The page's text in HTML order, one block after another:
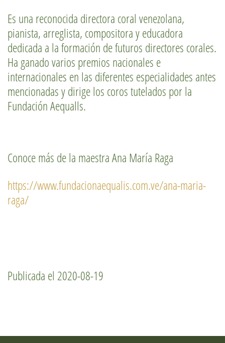
Es una reconocida directora coral venezolana,
pianista, arreglista, compositora y educadora
dedicada a la formación de futuros directores corales.
Ha ganado varios premios nacionales e
internacionales en las diferentes especialidades antes
mencionadas y dirige los coros tutelados por la
Fundación Aequalls.
Conoce más de la maestra Ana María Raga
https://www.fundacionaequalis.com.ve/ana-maria-
raga/
Publicada el 2020-08-19